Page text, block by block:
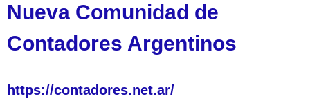
Nueva Comunidad de
Contadores Argentinos
https://contadores.net.ar/